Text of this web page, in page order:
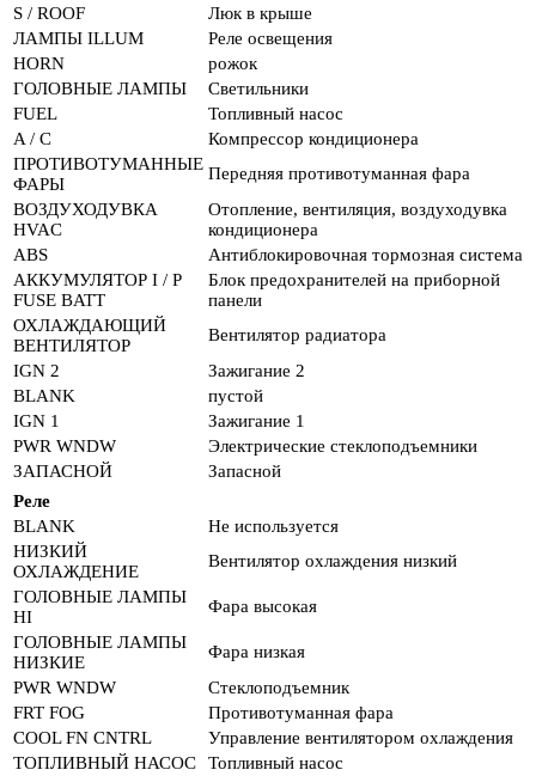
S / ROOF
Люк в крыше
ЛАМПЫ ILLUM
Реле освещения
HORN
рожок
ГОЛОВНЫЕ ЛАМПЫ
Светильники
FUEL
Топливный насос
A / C
Компрессор кондиционера
ПРОТИВОТУМАННЫЕ
ФАРЫ
Передняя противотуманная фара
ВОЗДУХОДУВКА
HVAC
Отопление, вентиляция, воздуходувка
кондиционера
ABS
Антиблокировочная тормозная система
АККУМУЛЯТОР I / P
FUSE BATT
Блок предохранителей на приборной
панели
ОХЛАЖДАЮЩИЙ
ВЕНТИЛЯТОР
Вентилятор радиатора
IGN 2
Зажигание 2
BLANK
пустой
IGN 1
Зажигание 1
PWR WNDW
Электрические стеклоподъемники
ЗАПАСНОЙ
Запасной
Реле
BLANK
Не используется
НИЗКИЙ
ОХЛАЖДЕНИЕ
Вентилятор охлаждения низкий
ГОЛОВНЫЕ ЛАМПЫ
HI
Фара высокая
ГОЛОВНЫЕ ЛАМПЫ
НИЗКИЕ
Фара низкая
PWR WNDW
Стеклоподъемник
FRT FOG
Противотуманная фара
COOL FN CNTRL
Управление вентилятором охлаждения
ТОПЛИВНЫЙ НАСОС
Топливный насос